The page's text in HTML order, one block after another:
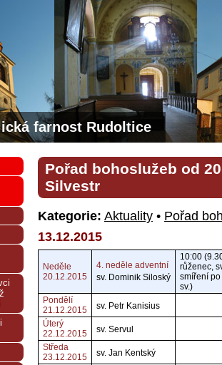
farnost Rudoltice
Pořad bohoslužeb od
Silvestr
Kategorie: Aktuality • Pořad
13.12.2015
Neděle
20.12.2015
4. neděle adventní
sv. Dominik Siloský
10:00
růženec,
smíření po
sv.)
Pondělí
21.12.2015
sv. Petr Kanisius
Úterý
22.12.2015
sv. Servul
Středa
23.12.2015
sv. Jan Kentský